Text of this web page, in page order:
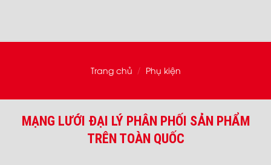
Trang chủ / Phụ kiện
MẠNG LƯỚI ĐẠI LÝ PHÂN PHỐI SẢN PHẨM
TRÊN TOÀN QUỐC